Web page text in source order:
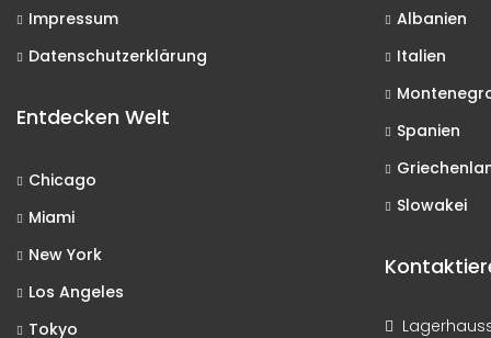
Impressum
Datenschutzerklärung
Entdecken Welt
Chicago
Miami
New York
Los Angeles
Tokyo
Albanien
Italien
Spanien
Slowakei